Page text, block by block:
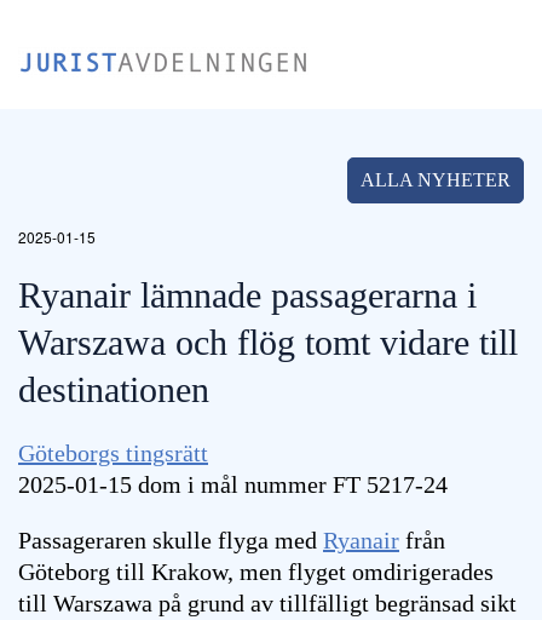
Skip
ALLA NYHETER
2025-01-15
Ryanair lämnade passagerarna i
Warszawa och flög tomt vidare till
destinationen
Göteborgs tingsrätt
2025-01-15 dom i mål nummer FT 5217-24
Passageraren skulle flyga med Ryanair från
Göteborg till Krakow, men flyget omdirigerades
till Warszawa på grund av tillfälligt begränsad sikt